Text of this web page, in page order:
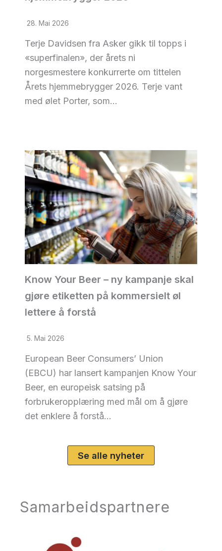
28. Mai 2026
Terje Davidsen fra Asker gikk til topps i
«superfinalen», der årets ni
norgesmestere konkurrerte om tittelen
Årets hjemmebrygger 2026. Terje vant
med ølet Porter, som…
Know Your Beer – ny kampanje skal
gjøre etiketten på kommersielt øl
lettere å forstå
5. Mai 2026
European Beer Consumers’ Union
(EBCU) har lansert kampanjen Know Your
Beer, en europeisk satsing på
forbrukeropplæring med mål om å gjøre
det enklere å forstå…
Se alle nyheter
Samarbeidspartnere